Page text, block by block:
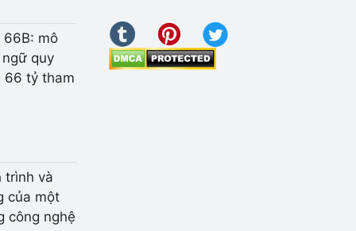
66B: mô
quy
66 tỷ tham
trình và
của một
công nghệ